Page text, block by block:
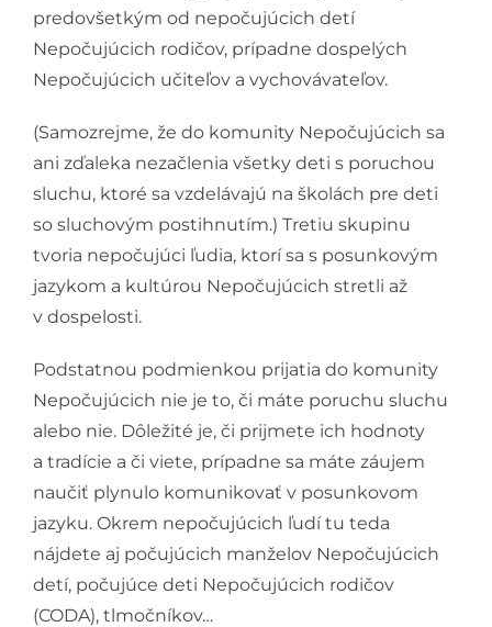
predovšetkým od nepočujúcich detí
Nepočujúcich rodičov, prípadne dospelých
Nepočujúcich učiteľov a vychovávateľov.
(Samozrejme, že do komunity Nepočujúcich sa
ani zďaleka nezačlenia všetky deti s poruchou
sluchu, ktoré sa vzdelávajú na školách pre deti
so sluchovým postihnutím.) Tretiu skupinu
tvoria nepočujúci ľudia, ktorí sa s posunkovým
jazykom a kultúrou Nepočujúcich stretli až
v dospelosti.
Podstatnou podmienkou prijatia do komunity
Nepočujúcich nie je to, či máte poruchu sluchu
alebo nie. Dôležité je, či prijmete ich hodnoty
a tradície a či viete, prípadne sa máte záujem
naučiť plynulo komunikovať v posunkovom
jazyku. Okrem nepočujúcich ľudí tu teda
nájdete aj počujúcich manželov Nepočujúcich
detí, počujúce deti Nepočujúcich rodičov
(CODA), tlmočníkov…